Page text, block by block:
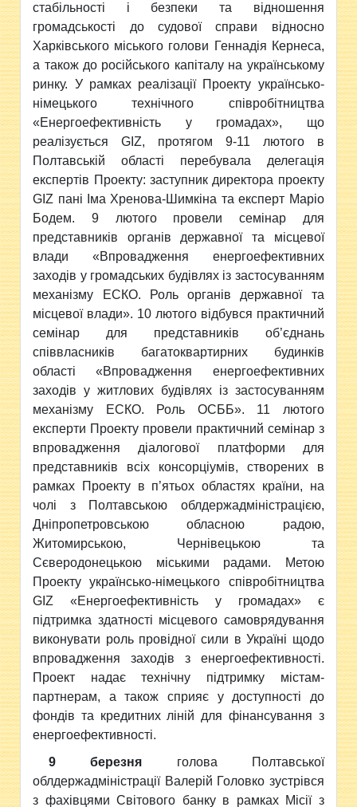
стабільності і безпеки та відношення
громадськості до судової справи відносно
Харківського міського голови Геннадія Кернеса,
а також до російського капіталу на українському
ринку. У рамках реалізації Проекту українсько-
німецького технічного співробітництва
«Енергоефективність у громадах», що
реалізується GIZ, протягом 9-11 лютого в
Полтавській області перебувала делегація
експертів Проекту: заступник директора проекту
GIZ пані Іма Хренова-Шимкіна та експерт Маріо
Бодем. 9 лютого провели семінар для
представників органів державної та місцевої
влади «Впровадження енергоефективних
заходів у громадських будівлях із застосуванням
механізму ЕСКО. Роль органів державної та
місцевої влади». 10 лютого відбувся практичний
семінар для представників об’єднань
співвласників багатоквартирних будинків
області «Впровадження енергоефективних
заходів у житлових будівлях із застосуванням
механізму ЕСКО. Роль ОСББ». 11 лютого
експерти Проекту провели практичний семінар з
впровадження діалогової платформи для
представників всіх консорціумів, створених в
рамках Проекту в п’ятьох областях країни, на
чолі з Полтавською облдержадміністрацією,
Дніпропетровською обласною радою,
Житомирською, Чернівецькою та
Сєверодонецькою міськими радами. Метою
Проекту українсько-німецького співробітництва
GIZ «Енергоефективність у громадах» є
підтримка здатності місцевого самоврядування
виконувати роль провідної сили в Україні щодо
впровадження заходів з енергоефективності.
Проект надає технічну підтримку містам-
партнерам, а також сприяє у доступності до
фондів та кредитних ліній для фінансування з
енергоефективності.
9 березня голова Полтавської
облдержадміністрації Валерій Головко зустрівся
з фахівцями Світового банку в рамках Місії з